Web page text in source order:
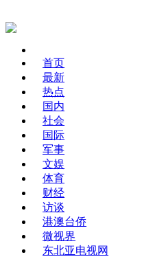
首页
最新
热点
国内
社会
国际
军事
文娱
体育
财经
访谈
港澳台侨
微视界
东北亚电视网